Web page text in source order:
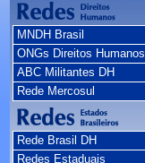
MNDH Brasil
ONGs Direitos Humanos
ABC Militantes DH
Rede Mercosul
Rede Brasil DH
Redes Estaduais